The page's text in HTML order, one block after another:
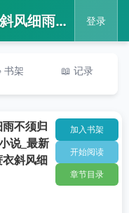
📖 什么箬笠什么蓑衣斜风细雨不须归(温知意陆时谦)最新推荐小说_最新免费小说什么箬笠什么蓑衣斜风细雨不须归温知意陆时谦 登录
书架 📖 记录
不须归
说_最新
斜风细
加入书架
开始阅读
章节目录